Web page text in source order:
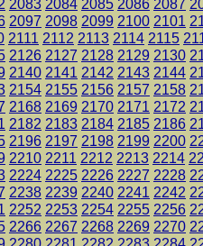
2083 2084 2085 2086 2087
2097 2098 2099 2100 2101
2111 2112 2113 2114 2115
2126 2127 2128 2129 2130
2140 2141 2142 2143 2144
2154 2155 2156 2157 2158
2168 2169 2170 2171 2172
2182 2183 2184 2185 2186
2196 2197 2198 2199 2200
2210 2211 2212 2213 2214
2224 2225 2226 2227 2228
2238 2239 2240 2241 2242
2252 2253 2254 2255 2256
2266 2267 2268 2269 2270